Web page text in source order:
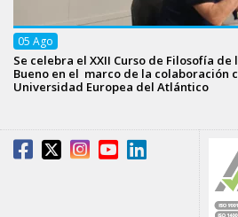
05 Ago
Se celebra el XXII Curso de Filosofía
Bueno en el marco de la colaboración
Universidad Europea del Atlántico